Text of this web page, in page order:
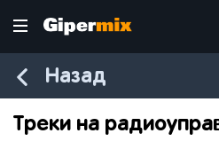
Назад
Треки на